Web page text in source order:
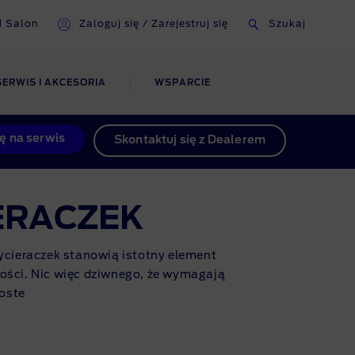
Salon Zaloguj się / Zarejestruj się Szukaj
I AKCESORIA WSPARCIE
na serwis Skontaktuj się z Dealerem
stanowią istotny element
Nic więc dziwnego, że wymagają